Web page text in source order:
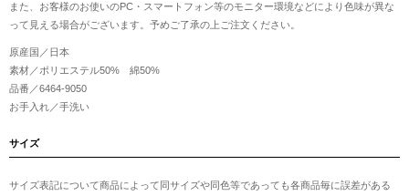
また、お客様のお使いのPC・スマートフォン等のモニター環境などにより色味が異な
って見える場合がございます。予めご了承の上ご注文ください。
原産国／日本
素材／ポリエステル50% 綿50%
品番／6464-9050
お手入れ／手洗い
サイズ
サイズ表記について商品によって同サイズや同色等であっても各商品毎に誤差がある